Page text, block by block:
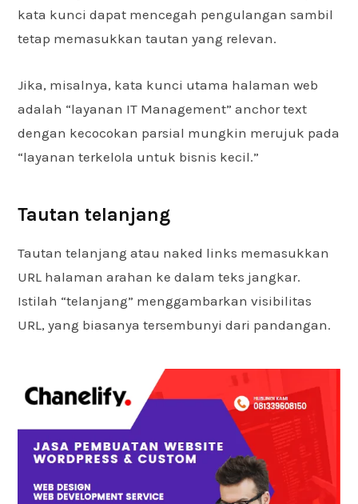
kata kunci dapat mencegah pengulangan sambil
tetap memasukkan tautan yang relevan.
Jika, misalnya, kata kunci utama halaman web
adalah “layanan IT Management” anchor text
dengan kecocokan parsial mungkin merujuk pada
“layanan terkelola untuk bisnis kecil.”
Tautan telanjang
Tautan telanjang atau naked links memasukkan
URL halaman arahan ke dalam teks jangkar.
Istilah “telanjang” menggambarkan visibilitas
URL, yang biasanya tersembunyi dari pandangan.